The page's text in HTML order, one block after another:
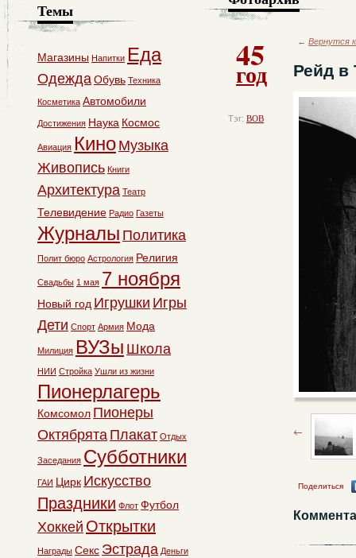
45
год
Тэг: ВОВ
← Вернутся
Рейд в
Поделиться
Темы
Магазины Напитки Еда
ОдеждаОбувь Техника
Косметика Автомобили
Достижения Наука Космос
Авиация Кино Музыка
Живопись Книги
Архитектура Театр
Телевидение Радио Газеты
Журналы Политика
Полит бюро Астрология Религия
Свадьбы 1 мая 7 ноября
Новый год Игрушки Игры
Дети Спорт Армия Мода
Милиция ВУЗы Школа
НИИ Стройка Ушли из жизни
Пионерлагерь
Комсомол Пионеры
Октябрята Плакат Отдых
Заседания Субботники
ГАИ Цирк Искусство
Праздники Флот Футбол
Хоккей Открытки
Награды Секс Эстрада Деньги